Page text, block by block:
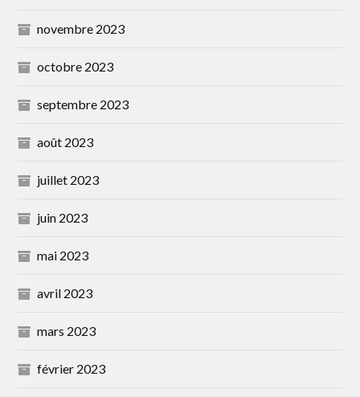
novembre 2023
octobre 2023
septembre 2023
août 2023
juillet 2023
juin 2023
mai 2023
avril 2023
mars 2023
février 2023